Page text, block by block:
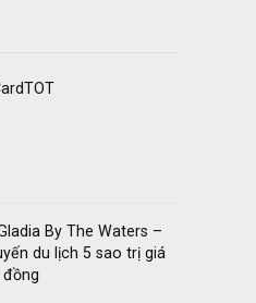
By The Waters –
du lịch 5 sao trị giá